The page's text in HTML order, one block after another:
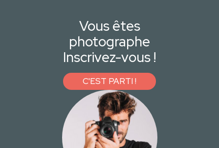
Vous êtes
photographe
Inscrivez-vous !
C'EST PARTI !